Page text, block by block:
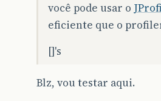
você pode usar o
eficiente que o
[]'s
Blz, vou testar aqui.